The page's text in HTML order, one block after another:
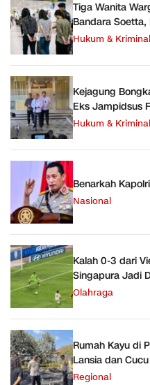
Tiga Wanita
Bandara
Hukum & Kriminal
Kejagung
Eks Jampidsus
Hukum & Kriminal
Benarkah
Nasional
Kalah 0-3 dari
Singapura Jadi
Olahraga
Rumah Kayu di
Lansia dan
Regional